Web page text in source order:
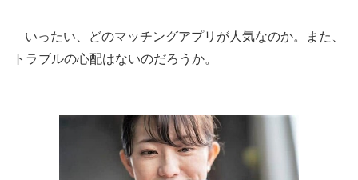
いったい、どのマッチングアプリが人気なのか。また、
トラブルの心配はないのだろうか。